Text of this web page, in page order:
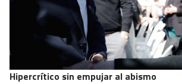
Hipercrítico sin empujar al abismo